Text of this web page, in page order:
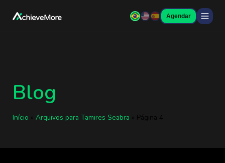
Agendar
Blog
Início » Arquivos para Tamires Seabra » Página 4